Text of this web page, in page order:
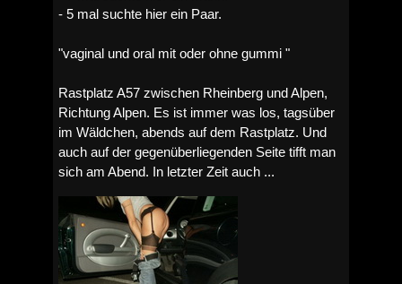
- 5 mal suchte hier ein Paar.
"vaginal und oral mit oder ohne gummi "
Rastplatz A57 zwischen Rheinberg und Alpen,
Richtung Alpen. Es ist immer was los, tagsüber
im Wäldchen, abends auf dem Rastplatz. Und
auch auf der gegenüberliegenden Seite tifft man
sich am Abend. In letzter Zeit auch ...